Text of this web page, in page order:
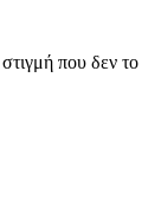
που δεν το